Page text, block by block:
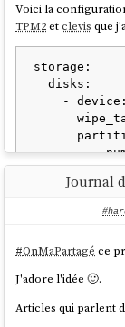
qu'il
Voici la
TPM2etclevis que
storage:
  disks:
      wipe_table: false
        - number: 4
          label: root
          size_mib: 15000
          resize: true
          size_mib: 0  # 0 = use all remaining
space
  luks:
Journal
#OnMaPartagé ce
J'adore l'idée 🙂.
Articles qui parlent